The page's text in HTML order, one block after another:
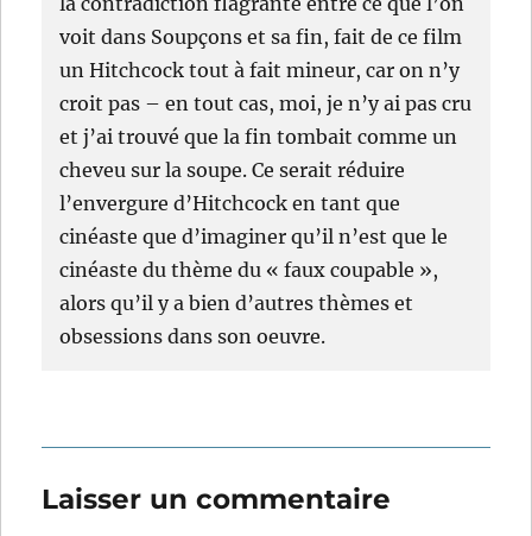
voit dans Soupçons et sa fin, fait de ce film
un Hitchcock tout à fait mineur, car on n’y
croit pas – en tout cas, moi, je n’y ai pas cru
et j’ai trouvé que la fin tombait comme un
cheveu sur la soupe. Ce serait réduire
l’envergure d’Hitchcock en tant que
cinéaste que d’imaginer qu’il n’est que le
cinéaste du thème du « faux coupable »,
alors qu’il y a bien d’autres thèmes et
obsessions dans son oeuvre.
Laisser un commentaire